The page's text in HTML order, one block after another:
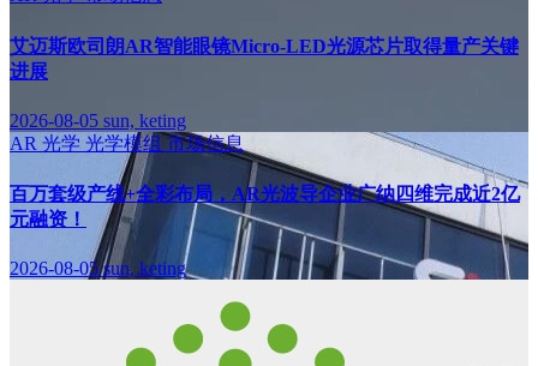
艾迈斯欧司朗AR智能眼镜Micro-LED光源芯片取得量产关键
进展
2026-08-05 sun, keting
AR 光学 光学模组 市场信息
百万套级产线+全彩布局，AR光波导企业广纳四维完成近2亿
元融资！
2026-08-05sun, keting